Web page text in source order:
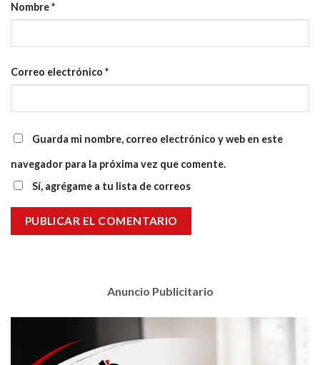
Nombre*
Correo electrónico *
Guarda mi nombre, correo electrónico y web en este
navegador para la próxima vez que comente.
Sí, agrégame a tu lista de correos
Anuncio Publicitario